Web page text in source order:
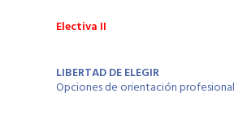
Electiva II
LIBERTAD DE ELEGIR
Opciones de orientación